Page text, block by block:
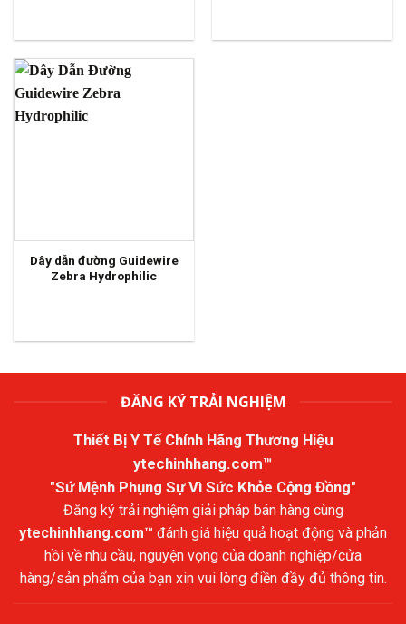
Dây dẫn đường Guidewire
Zebra Hydrophilic
ĐĂNG KÝ TRẢI NGHIỆM
Thiết Bị Y Tế Chính Hãng Thương Hiệu
ytechinhhang.com™
"Sứ Mệnh Phụng Sự Vì Sức Khỏe Cộng Đồng"
Đăng ký trải nghiệm giải pháp bán hàng cùng
ytechinhhang.com™ đánh giá hiệu quả hoạt động và phản
hồi về nhu cầu, nguyện vọng của doanh nghiệp/cửa
hàng/sản phẩm của bạn xin vui lòng điền đầy đủ thông tin.